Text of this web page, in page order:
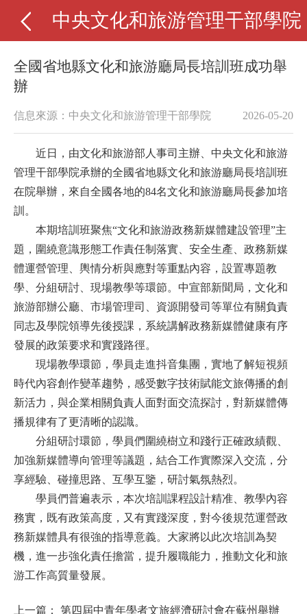
中央文化和旅游管理干部學院
全國省地縣文化和旅游廳局長培訓班成功舉
辦
信息來源：中央文化和旅游管理干部學院 2026-05-20
近日，由文化和旅游部人事司主辦、中央文化和旅游
管理干部學院承辦的全國省地縣文化和旅游廳局長培訓班
在院舉辦，來自全國各地的84名文化和旅游廳局長參加培
訓。
本期培訓班聚焦“文化和旅游政務新媒體建設管理”主
題，圍繞意識形態工作責任制落實、安全生產、政務新媒
體運營管理、輿情分析與應對等重點內容，設置專題教
學、分組研討、現場教學等環節。中宣部新聞局，文化和
旅游部辦公廳、市場管理司、資源開發司等單位有關負責
同志及學院領導先後授課，系統講解政務新媒體健康有序
發展的政策要求和實踐路徑。
現場教學環節，學員走進抖音集團，實地了解短視頻
時代內容創作變革趨勢，感受數字技術賦能文旅傳播的創
新活力，與企業相關負責人面對面交流探討，對新媒體傳
播規律有了更清晰的認識。
分組研討環節，學員們圍繞樹立和踐行正確政績觀、
加強新媒體導向管理等議題，結合工作實際深入交流，分
享經驗、碰撞思路、互學互鑒，研討氣氛熱烈。
學員們普遍表示，本次培訓課程設計精准、教學內容
務實，既有政策高度，又有實踐深度，對今後規范運營政
務新媒體具有很強的指導意義。大家將以此次培訓為契
機，進一步強化責任擔當，提升履職能力，推動文化和旅
游工作高質量發展。
上一篇： 第四屆中青年學者文旅經濟研討會在蘇州舉辦